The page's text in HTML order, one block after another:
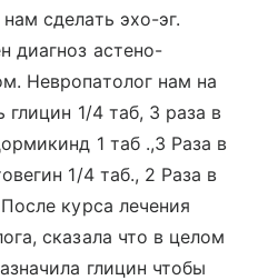
сделать эхо-эг.
диагноз астено-
Невропатолог нам на
глицин 1/4 таб, 3 раза в
1 таб .,3 Раза в
1/4 таб., 2 Раза в
курса лечения
сказала что в целом
глицин чтобы